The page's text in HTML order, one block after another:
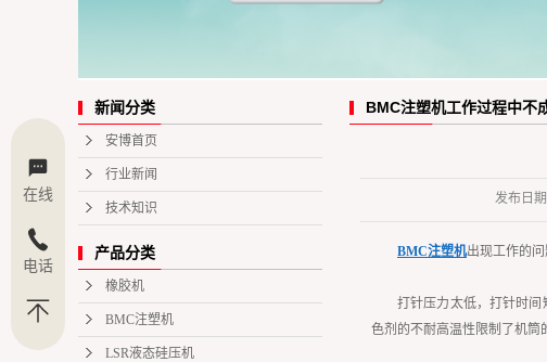
新闻分类
安博首页
行业新闻
技术知识
产品分类
橡胶机
BMC注塑机
LSR液态硅压机
BMC注塑机工作过程中不
发布日期
BMC注塑机出现工作的问
打针压力太低，打针时
色剂的不耐高温性限制了机筒
在线
电话